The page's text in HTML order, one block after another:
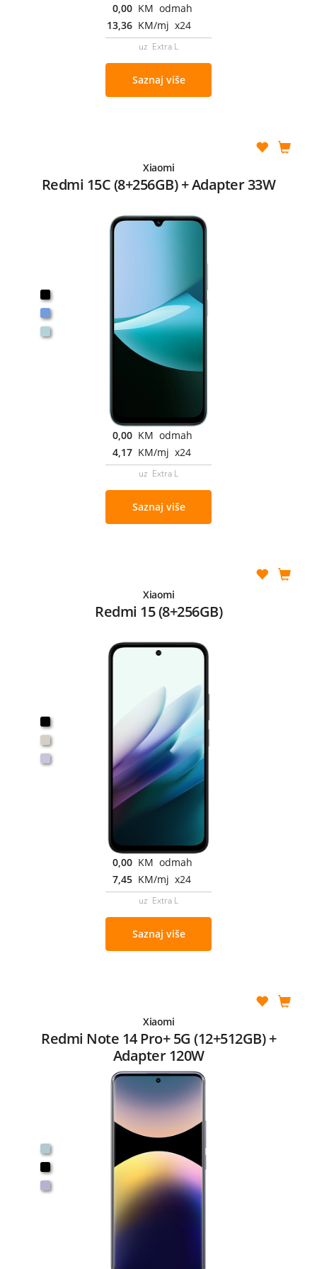
0,00 KM odmah
13,36 KM/mj x24
uz Extra L
Saznaj više
Xiaomi
Redmi 15C (8+256GB) + Adapter 33W
0,00 KM odmah
4,17 KM/mj x24
uz Extra L
Saznaj više
Xiaomi
Redmi 15 (8+256GB)
0,00 KM odmah
7,45 KM/mj x24
uz Extra L
Saznaj više
Xiaomi
Redmi Note 14 Pro+ 5G (12+512GB) +
Adapter 120W